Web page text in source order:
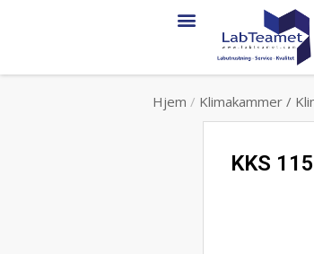
Hjem / Klimakammer /
KKS